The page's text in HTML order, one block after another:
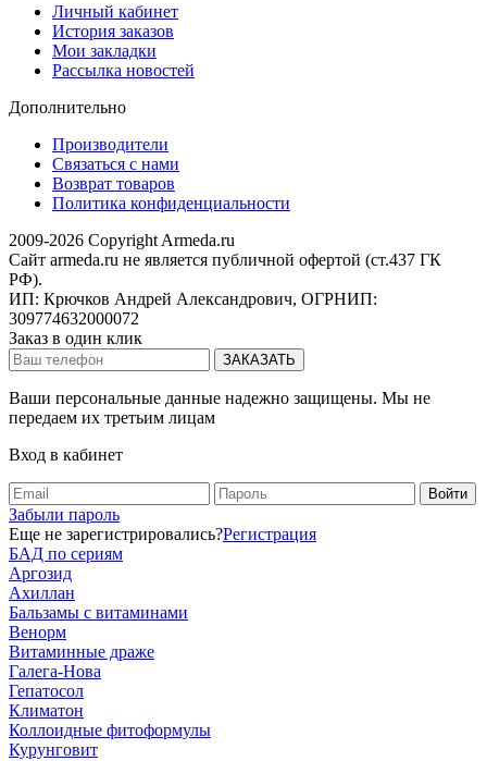
Личный кабинет
История заказов
Мои закладки
Рассылка новостей
Дополнительно
Производители
Связаться с нами
Возврат товаров
Политика конфиденциальности
2009-2026 Copyright Armeda.ru
Сайт armeda.ru не является публичной офертой (ст.437 ГК
РФ).
ИП: Крючков Андрей Александрович, ОГРНИП:
309774632000072
Заказ в один клик
Ваши персональные данные надежно защищены. Мы не
передаем их третьим лицам
Вход в кабинет
Забыли пароль
Еще не зарегистрировались?Регистрация
БАД по сериям
Аргозид
Ахиллан
Бальзамы с витаминами
Венорм
Витаминные драже
Галега-Нова
Гепатосол
Климатон
Коллоидные фитоформулы
Курунговит